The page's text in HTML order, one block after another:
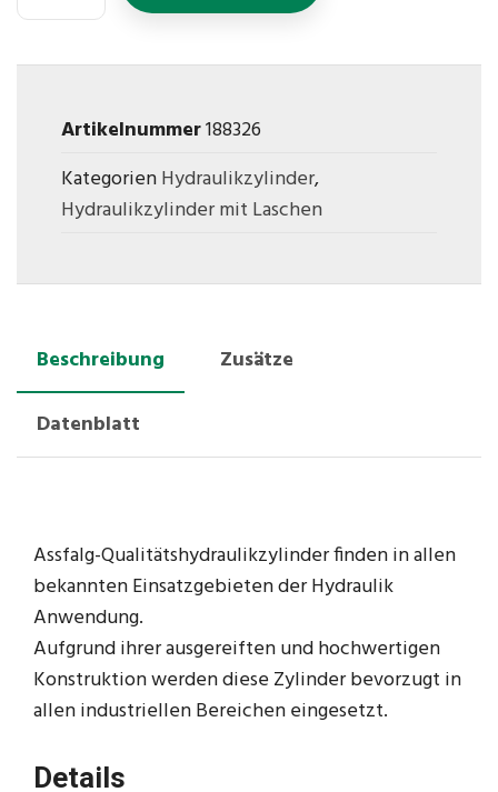
Artikelnummer188326
KategorienHydraulikzylinder,
Hydraulikzylinder mit Laschen
Beschreibung
Zusätze
Datenblatt
Assfalg-Qualitätshydraulikzylinder finden in allen
bekannten Einsatzgebieten der Hydraulik
Anwendung.
Aufgrund ihrer ausgereiften und hochwertigen
Konstruktion werden diese Zylinder bevorzugt in
allen industriellen Bereichen eingesetzt.
Details